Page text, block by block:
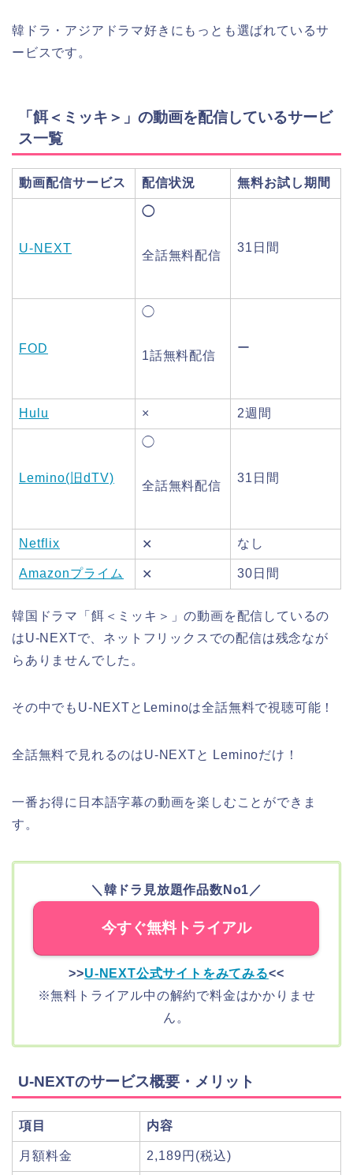
韓ドラ・アジアドラマ好きにもっとも選ばれているサ
ービスです。
「餌＜ミッキ＞」の動画を配信しているサービ
ス一覧
動画配信サービス 配信状況 無料お試し期間
U-NEXT
◯
全話無料配信
31日間
FOD
◯
1話無料配信
ー
Hulu × 2週間
Lemino(旧dTV)
◯
全話無料配信
31日間
Netflix ✕ なし
Amazonプライム ✕ 30日間
韓国ドラマ「餌＜ミッキ＞」の動画を配信しているの
はU-NEXTで、ネットフリックスでの配信は残念なが
らありませんでした。
その中でもU-NEXTとLeminoは全話無料で視聴可能！
全話無料で見れるのはU-NEXTと Leminoだけ！
一番お得に日本語字幕の動画を楽しむことができま
す。
＼韓ドラ見放題作品数No1／
今すぐ無料トライアル
>>U-NEXT公式サイトをみてみる<<
※無料トライアル中の解約で料金はかかりませ
ん。
U-NEXTのサービス概要・メリット
項目 内容
月額料金 2,189円(税込)